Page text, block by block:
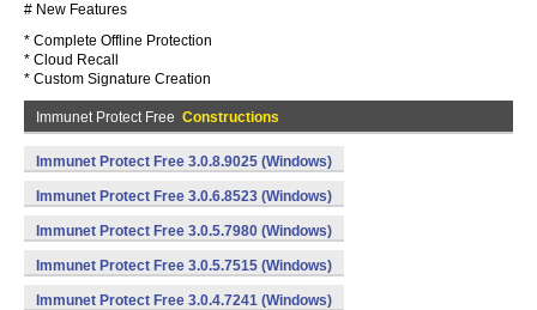
# New Features
* Complete Offline Protection
* Cloud Recall
* Custom Signature Creation
Immunet Protect Free Constructions
Immunet Protect Free 3.0.8.9025 (Windows)
Immunet Protect Free 3.0.6.8523 (Windows)
Immunet Protect Free 3.0.5.7980 (Windows)
Immunet Protect Free 3.0.5.7515 (Windows)
Immunet Protect Free 3.0.4.7241 (Windows)